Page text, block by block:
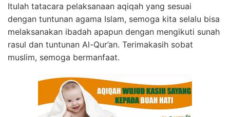
Itulah tatacara pelaksanaan aqiqah yang sesuai
dengan tuntunan agama Islam, semoga kita selalu bisa
melaksanakan ibadah apapun dengan mengikuti sunah
rasul dan tuntunan Al-Qur’an. Terimakasih sobat
muslim, semoga bermanfaat.